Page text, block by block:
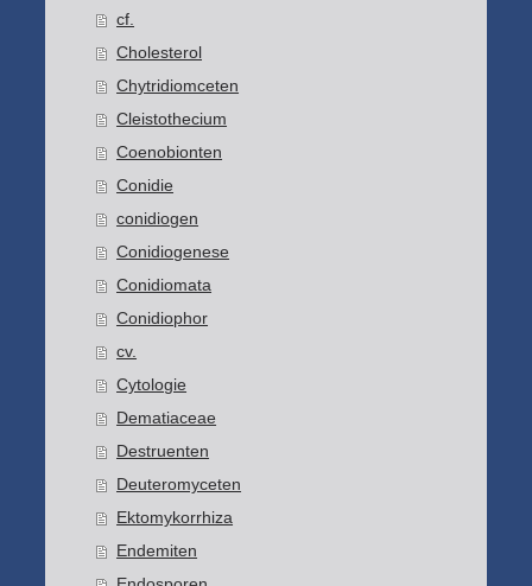
cf.
Cholesterol
Chytridiomceten
Cleistothecium
Coenobionten
Conidie
conidiogen
Conidiogenese
Conidiomata
Conidiophor
cv.
Cytologie
Dematiaceae
Destruenten
Deuteromyceten
Ektomykorrhiza
Endemiten